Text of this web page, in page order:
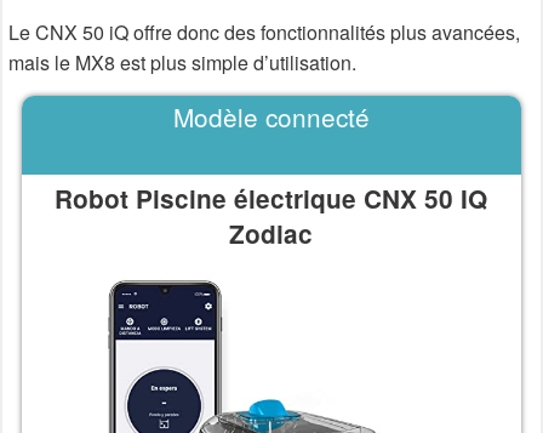
Le CNX 50 iQ offre donc des fonctionnalités plus avancées,
mais le MX8 est plus simple d’utilisation.
Modèle connecté
Robot Piscine électrique CNX 50 IQ
Zodiac